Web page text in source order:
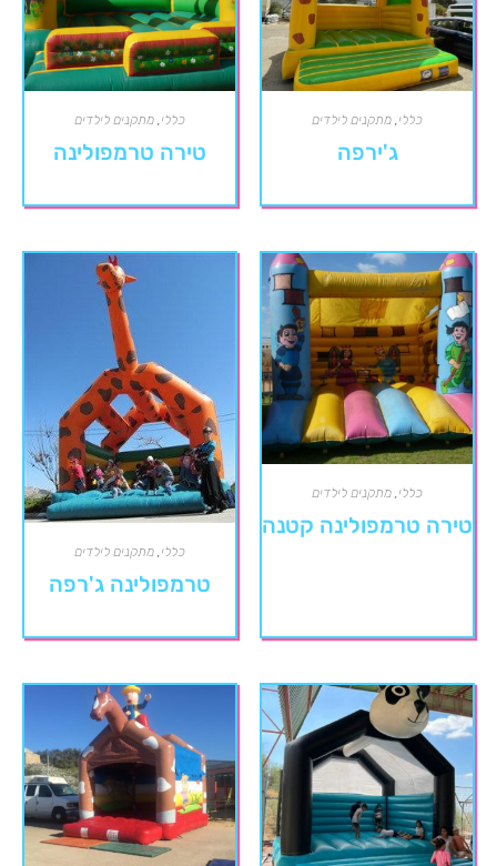
כללי, מתקנים לילדים
ג'ירפה
כללי, מתקנים לילדים
טירה טרמפולינה
כללי, מתקנים לילדים
טירה טרמפולינה קטנה
כללי מתקנים לילדים
טרמפולינה ג'רפה